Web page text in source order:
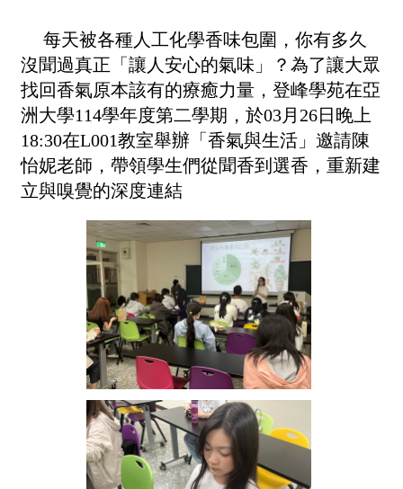
每天被各種人工化學香味包圍，你有多久
沒聞過真正「讓人安心的氣味」？為了讓大眾
找回香氣原本該有的療癒力量，登峰學苑在亞
洲大學114學年度第二學期，於03月26日晚上
18:30在L001教室舉辦「香氣與生活」邀請陳
怡妮老師，帶領學生們從聞香到選香，重新建
立與嗅覺的深度連結